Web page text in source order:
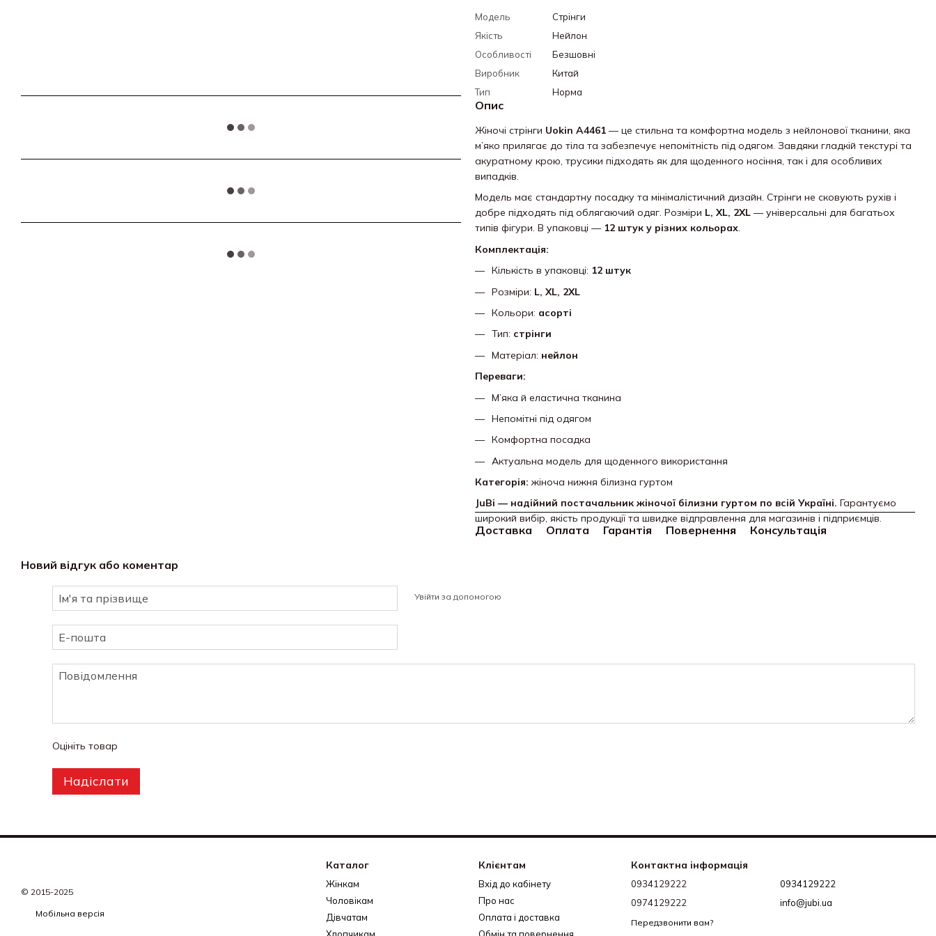
Модель
Стрінги
Якість
Нейлон
Особливості
Безшовні
Виробник
Китай
Тип
Норма
Опис
Жіночі стрінги Uokin A4461 — це стильна та комфортна модель з нейлонової тканини, яка
м’яко прилягає до тіла та забезпечує непомітність під одягом. Завдяки гладкій текстурі та
акуратному крою, трусики підходять як для щоденного носіння, так і для особливих
випадків.
Модель має стандартну посадку та мінімалістичний дизайн. Стрінги не сковують рухів і
добре підходять під облягаючий одяг. Розміри L, XL, 2XL — універсальні для багатьох
типів фігури. В упаковці — 12 штук у різних кольорах.
Комплектація:
Кількість в упаковці: 12 штук
Розміри: L, XL, 2XL
Кольори: асорті
Тип: стрінги
Матеріал: нейлон
Переваги:
М’яка й еластична тканина
Непомітні під одягом
Комфортна посадка
Актуальна модель для щоденного використання
Категорія: жіноча нижня білизна гуртом
JuBi — надійний постачальник жіночої білизни гуртом по всій Україні. Гарантуємо
широкий вибір, якість продукції та швидке відправлення для магазинів і підприємців.
Доставка Оплата Гарантія Повернення Консультація
Новий відгук або коментар
Увійти за допомогою
Оцініть товар
Надіслати
© 2015-2025
Мобільна версія
Каталог
Жінкам
Чоловікам
Дівчатам
Клієнтам
Вхід до кабінету
Про нас
Оплата і доставка
Контактна інформація
0934129222
0974129222
Передзвонити вам?
0934129222
info@jubi.ua